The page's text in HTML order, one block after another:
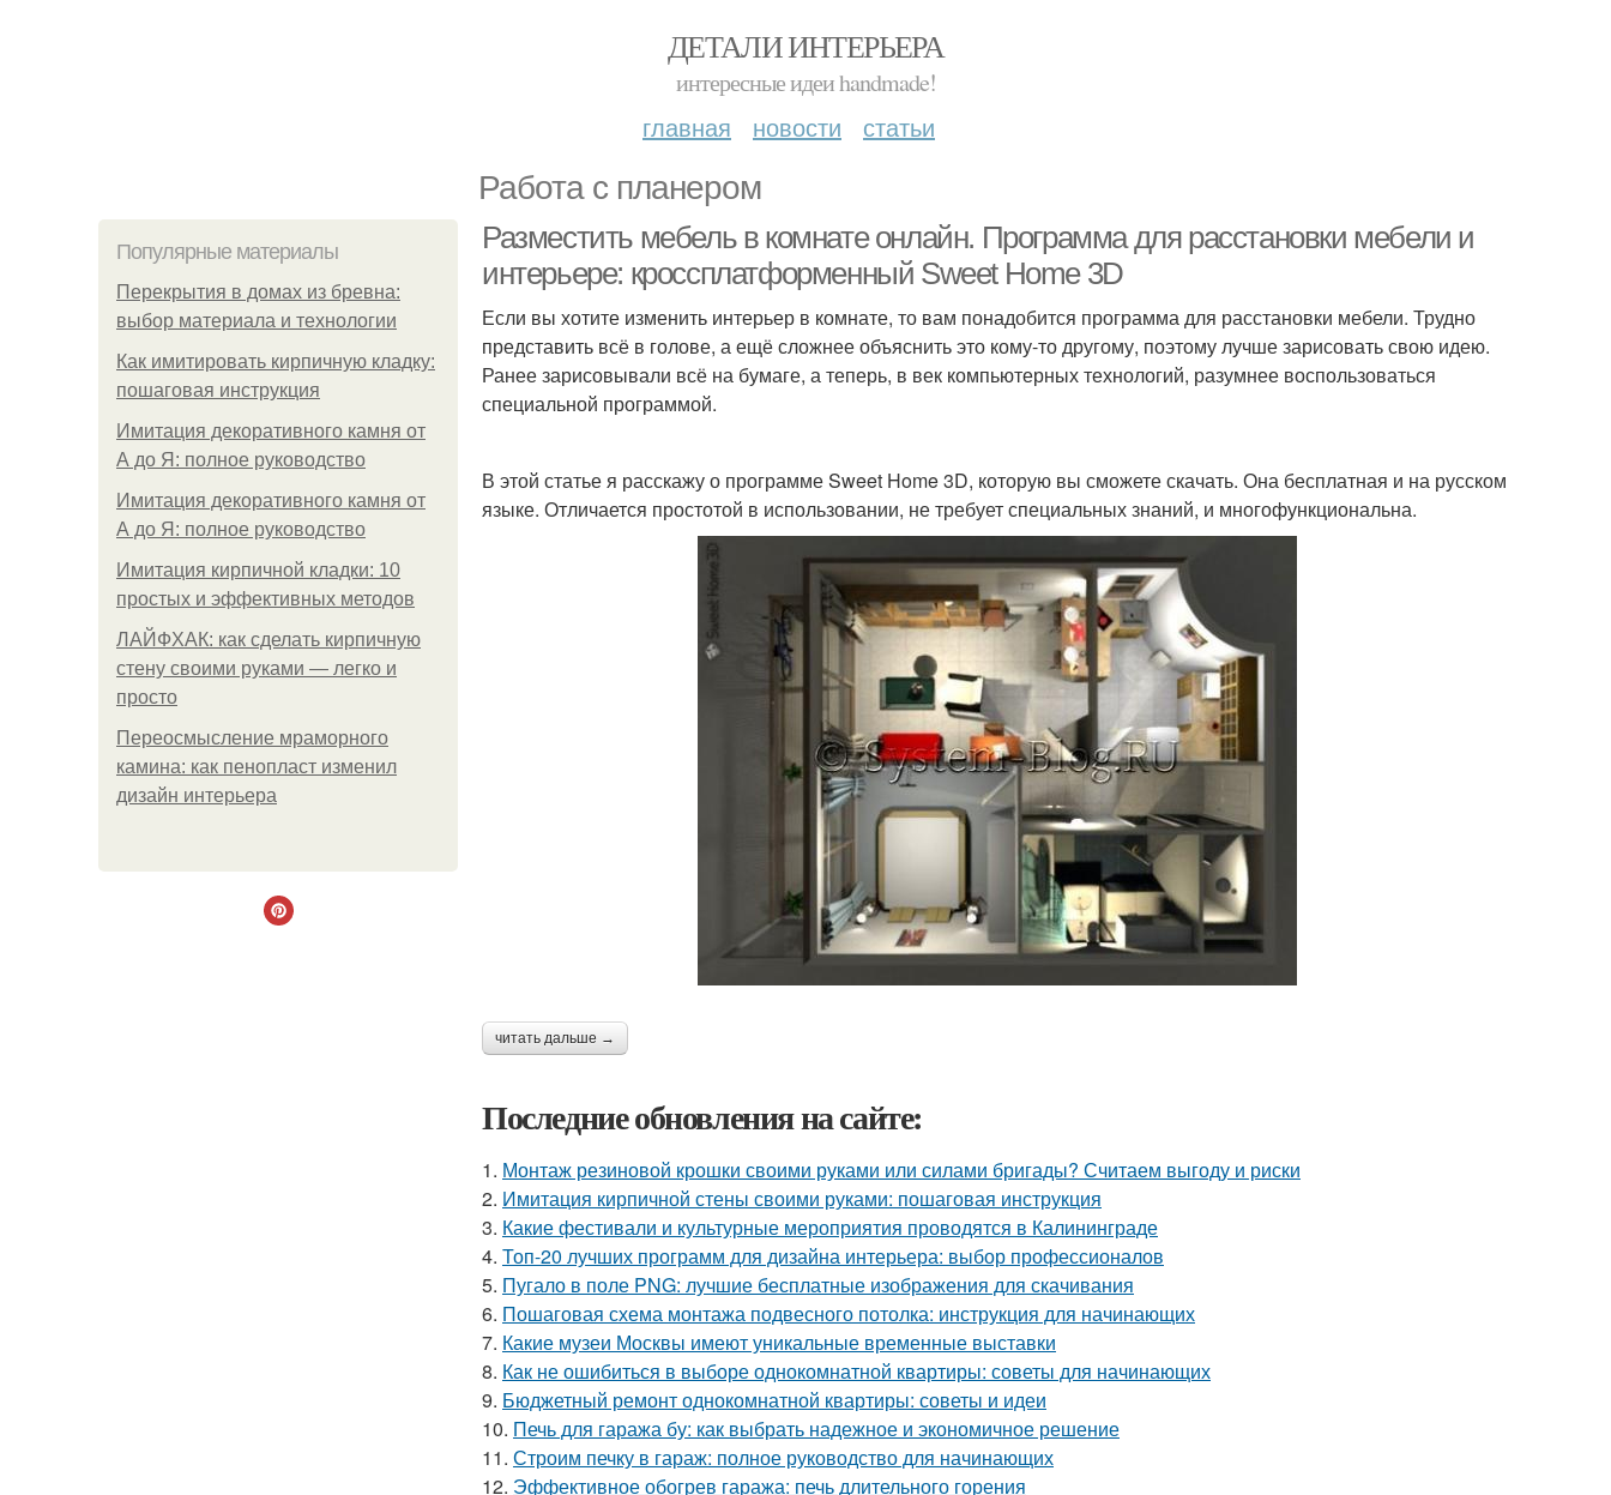
ДЕТАЛИ ИНТЕРЬЕРА
интересные идеи handmade!
главная новости статьи
Работа с планером
Популярные материалы
Перекрытия в домах из бревна:
выбор материала и технологии
Как имитировать кирпичную кладку:
пошаговая инструкция
Имитация декоративного камня от
А до Я: полное руководство
Имитация декоративного камня от
А до Я: полное руководство
Имитация кирпичной кладки: 10
простых и эффективных методов
ЛАЙФХАК: как сделать кирпичную
стену своими руками — легко и
просто
Переосмысление мраморного
камина: как пенопласт изменил
дизайн интерьера
Разместить мебель в комнате онлайн. Программа для расстановки мебели и
интерьере: кроссплатформенный Sweet Home 3D
Если вы хотите изменить интерьер в комнате, то вам понадобится программа для расстановки мебели. Трудно
представить всё в голове, а ещё сложнее объяснить это кому-то другому, поэтому лучше зарисовать свою идею.
Ранее зарисовывали всё на бумаге, а теперь, в век компьютерных технологий, разумнее воспользоваться
специальной программой.
В этой статье я расскажу о программе Sweet Home 3D, которую вы сможете скачать. Она бесплатная и на русском
языке. Отличается простотой в использовании, не требует специальных знаний, и многофункциональна.
читать дальше →
Последние обновления на сайте:
1. Монтаж резиновой крошки своими руками или силами бригады? Считаем выгоду и риски
2. Имитация кирпичной стены своими руками: пошаговая инструкция
3. Какие фестивали и культурные мероприятия проводятся в Калининграде
4. Топ-20 лучших программ для дизайна интерьера: выбор профессионалов
5. Пугало в поле PNG: лучшие бесплатные изображения для скачивания
6. Пошаговая схема монтажа подвесного потолка: инструкция для начинающих
7. Какие музеи Москвы имеют уникальные временные выставки
8. Как не ошибиться в выборе однокомнатной квартиры: советы для начинающих
9. Бюджетный ремонт однокомнатной квартиры: советы и идеи
10. Печь для гаража бу: как выбрать надежное и экономичное решение
11. Строим печку в гараж: полное руководство для начинающих
12. Эффективное обогрев гаража: печь длительного горения